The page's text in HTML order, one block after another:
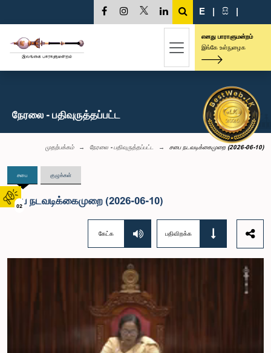
02
E | සි |
எனது பாராளுமன்றம்
இங்கே உள்நுழைக
நேரலை - பதிவுருத்தப்பட்ட
முதற்பக்கம் நேரலை - பதிவுருத்தப்பட்ட சபை நடவடிக்கைமுறை (2026-06-10)
சபை குழுக்கள்
சபை நடவடிக்கைமுறை (2026-06-10)
கேட்க பதிவிறக்க